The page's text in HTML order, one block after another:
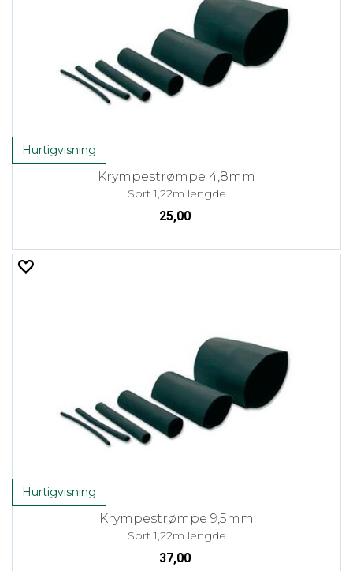
Hurtigvisning
Krympestrømpe 4,8mm
Sort 1,22m lengde
25,00
Hurtigvisning
Krympestrømpe 9,5mm
Sort 1,22m lengde
37,00